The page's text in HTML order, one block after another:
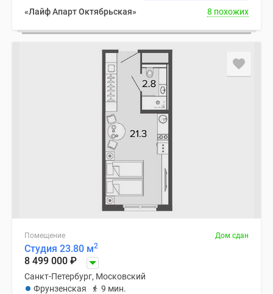
«Лайф Апарт Октябрьская»
8 похожих
Помещение Дом сдан
Студия 23.80 м2
8 499 000 ₽
Санкт-Петербург, Московский
Фрунзенская
9 мин.